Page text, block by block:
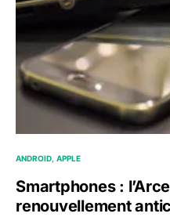
ANDROID APPLE
Smartphones :
renouvellement